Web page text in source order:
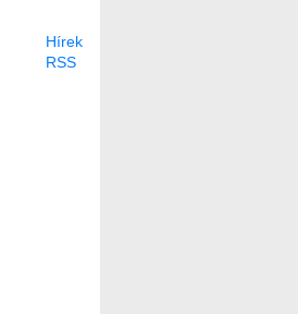
Hírek
RSS